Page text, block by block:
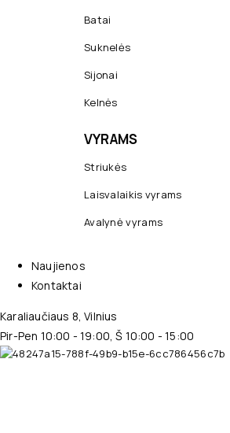
Batai
Suknelės
Sijonai
Kelnės
VYRAMS
Striukės
Laisvalaikis vyrams
Avalynė vyrams
Naujienos
Kontaktai
Karaliaučiaus 8, Vilnius
Pir-Pen 10:00 - 19:00, Š 10:00 - 15:00